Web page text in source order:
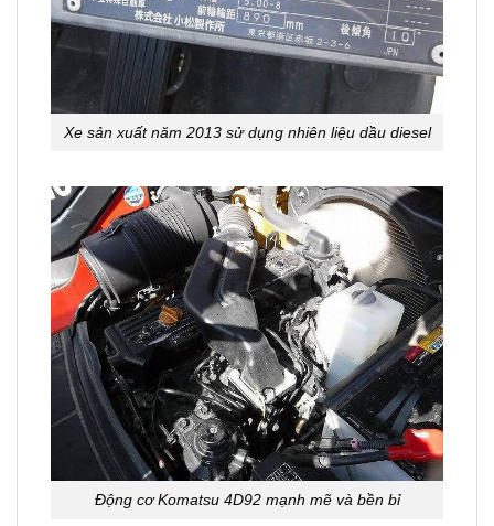
Xe sản xuất năm 2013 sử dụng nhiên liệu dầu diesel
Động cơ Komatsu 4D92 mạnh mẽ và bền bỉ